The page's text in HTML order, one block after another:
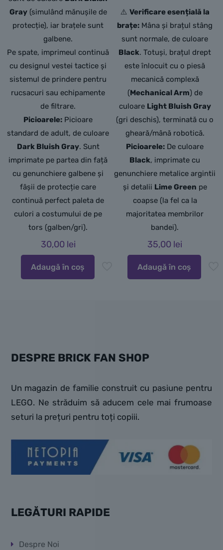
Gray(simulând mănușile de
protecție), iar brațele sunt
galbene.
Pe spate, imprimeul continuă
cu designul vestei tactice și
sistemul de prindere pentru
rucsacuri sau echipamente
de filtrare.
Picioarele: Picioare
standard de adult, de culoare
Dark Bluish Gray. Sunt
imprimate pe partea din față
cu genunchiere galbene și
fâșii de protecție care
continuă perfect paleta de
culori a costumului de pe
tors (galben/gri).
30,00 lei
Adaugă în coș
⚠️ Verificare esențială la
brațe: Mâna și brațul stâng
sunt normale, de culoare
Black. Totuși, brațul drept
este înlocuit cu o piesă
mecanică complexă
(Mechanical Arm) de
culoare Light Bluish Gray
(gri deschis), terminată cu o
gheară/mână robotică.
Picioarele: De culoare
Black, imprimate cu
genunchiere metalice argintii
și detalii Lime Green pe
coapse (la fel ca la
majoritatea membrilor
bandei).
35,00 lei
Adaugă în coș
DESPRE BRICK FAN SHOP
Un magazin de familie construit cu pasiune pentru
LEGO. Ne străduim să aducem cele mai frumoase
seturi la prețuri pentru toți copiii.
LEGĂTURI RAPIDE
Despre Noi